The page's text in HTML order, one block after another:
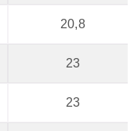
20,8
23
23